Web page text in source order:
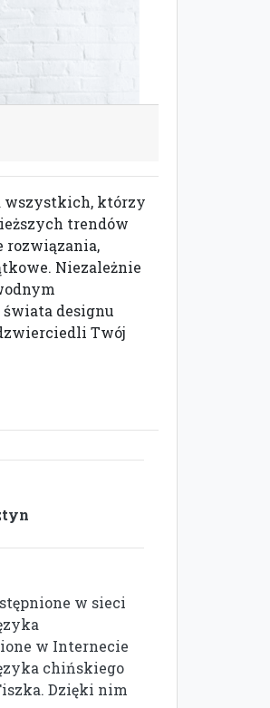
wszystkich, którzy
trendów
rozwiązania,
Niezależnie
designu
Twój
w sieci
w Internecie
chińskiego
Dzięki nim